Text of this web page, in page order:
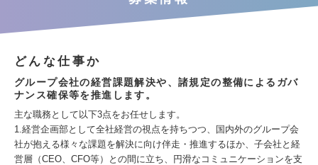
どんな仕事か
グループ会社の経営課題解決や、諸規定の整備によるガバ
ナンス確保等を推進します。
主な職務として以下3点をお任せします。
1.経営企画部として全社経営の視点を持ちつつ、国内外のグループ会
社が抱える様々な課題を解決に向け伴走・推進するほか、子会社と経
営層（CEO、CFO等）との間に立ち、円滑なコミュニケーションを支